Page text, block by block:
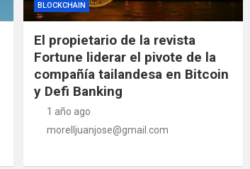
BLOCKCHAIN
El propietario de la revista
Fortune liderar el pivote de la
compañía tailandesa en Bitcoin
y Defi Banking
1 año ago
morelljuanjose@gmail.com